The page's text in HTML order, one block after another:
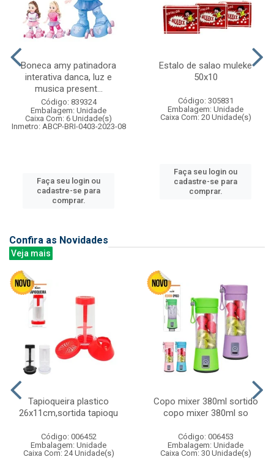
Boneca amy patinadora
interativa danca, luz e
musica present...
Código: 839324
Embalagem: Unidade
Caixa Com: 6 Unidade(s)
Inmetro: ABCP-BRI-0403-2023-08
Faça seu login ou
cadastre-se para
comprar.
Estalo de salao muleke
50x10
Código: 305831
Embalagem: Unidade
Caixa Com: 20 Unidade(s)
Faça seu login ou
cadastre-se para
comprar.
Confira as Novidades
Veja mais
Tapioqueira plastico
26x11cm,sortida tapioqu
Código: 006452
Embalagem: Unidade
Caixa Com: 24 Unidade(s)
Copo mixer 380ml sortido
copo mixer 380ml so
Código: 006453
Embalagem: Unidade
Caixa Com: 30 Unidade(s)